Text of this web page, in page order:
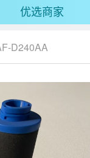
优选商家
D240AA